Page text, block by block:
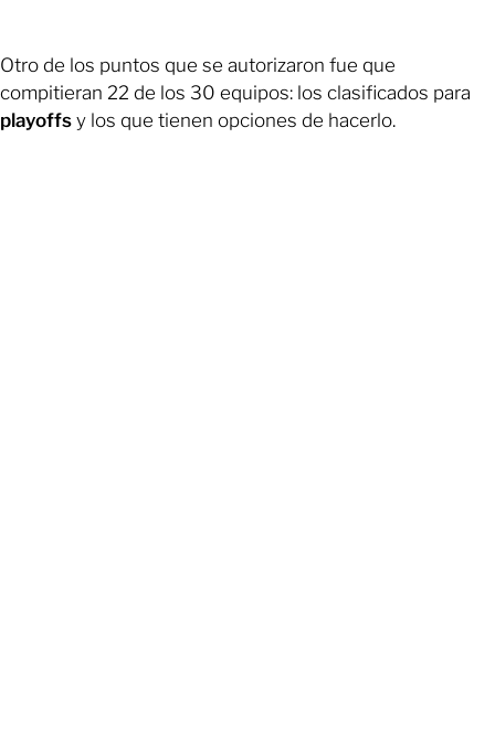
Otro de los puntos que se autorizaron fue que
compitieran 22 de los 30 equipos: los clasificados para
playoffs y los que tienen opciones de hacerlo.